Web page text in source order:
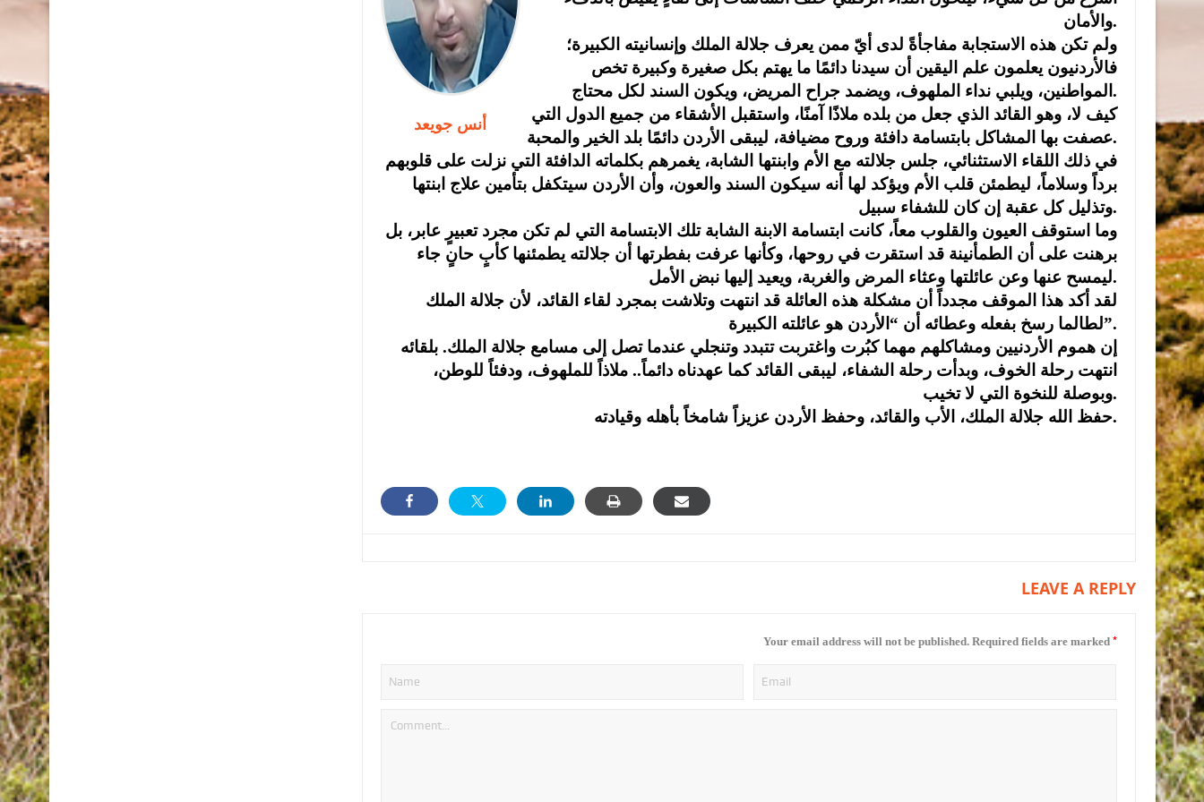
أنس جويعد
والأمان.
و​لم تكن هذه الاستجابة مفاجأةً لدى أيّ ممن يعرف جلالة الملك وإنسانيته الكبيرة؛
فالأردنيون يعلمون علم اليقين أن سيدنا دائمًا ما يهتم بكل صغيرة وكبيرة تخص
المواطنين، ويلبي نداء الملهوف، ويضمد جراح المريض، ويكون السند لكل محتاج.
كيف لا، وهو القائد الذي جعل من بلده ملاذًا آمنًا، واستقبل الأشقاء من جميع الدول التي
عصفت بها المشاكل بابتسامة دافئة وروح مضيافة، ليبقى الأردن دائمًا بلد الخير والمحبة.
​​في ذلك اللقاء الاستثنائي، جلس جلالته مع الأم وابنتها الشابة، يغمرهم بكلماته الدافئة التي نزلت على قلوبهم
برداً وسلاماً، ليطمئن قلب الأم ويؤكد لها أنه سيكون السند والعون، وأن الأردن سيتكفل بتأمين علاج ابنتها
وتذليل كل عقبة إن كان للشفاء سبيل.
وما استوقف العيون والقلوب معاً، كانت ابتسامة الابنة الشابة تلك الابتسامة التي لم تكن مجرد تعبيرٍ عابر، بل
برهنت على أن الطمأنينة قد استقرت في روحها، وكأنها عرفت بفطرتها أن جلالته يطمئنها كأبٍ حانٍ جاء
ليمسح عنها وعن عائلتها وعثاء المرض والغربة، ويعيد إليها نبض الأمل.
​لقد أكد هذا الموقف مجدداً أن مشكلة هذه العائلة قد انتهت وتلاشت بمجرد لقاء القائد، لأن جلالة الملك
لطالما رسخ بفعله وعطائه أن “الأردن هو عائلته الكبيرة”.
إن هموم الأردنيين ومشاكلهم مهما كبُرت واغتربت تتبدد وتنجلي عندما تصل إلى مسامع جلالة الملك. بلقائه
انتهت رحلة الخوف، وبدأت رحلة الشفاء، ليبقى القائد كما عهدناه دائماً.. ملاذاً للملهوف، ودفئاً للوطن،
وبوصلة للنخوة التي لا تخيب.
​حفظ الله جلالة الملك، الأب والقائد، وحفظ الأردن عزيزاً شامخاً بأهله وقيادته.
LEAVE A REPLY
Your email address will not be published. Required fields are marked *